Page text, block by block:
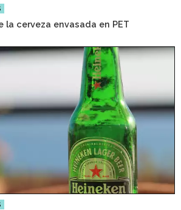
la cerveza envasada en PET